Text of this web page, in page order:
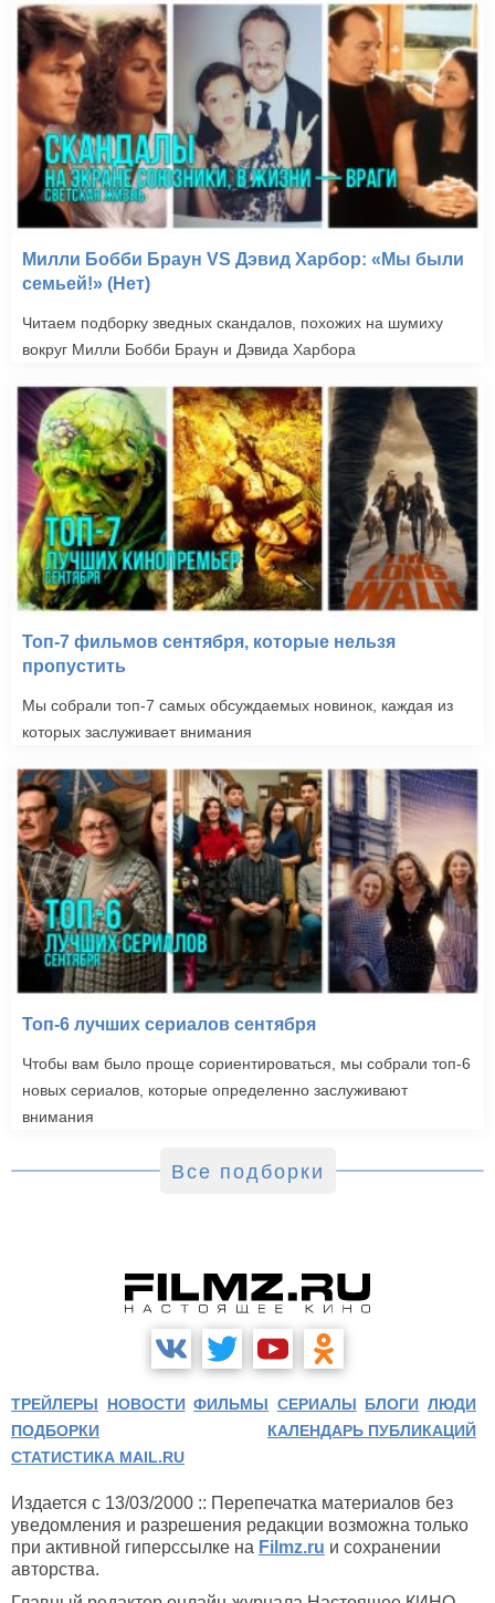
Милли Бобби Браун VS Дэвид Харбор: «Мы были
семьей!» (Нет)
Читаем подборку зведных скандалов, похожих на шумиху
вокруг Милли Бобби Браун и Дэвида Харбора
Топ-7 фильмов сентября, которые нельзя
пропустить
Мы собрали топ-7 самых обсуждаемых новинок, каждая из
которых заслуживает внимания
Топ-6 лучших сериалов сентября
Чтобы вам было проще сориентироваться, мы собрали топ-6
новых сериалов, которые определенно заслуживают
внимания
Все подборки
ТРЕЙЛЕРЫ НОВОСТИ ФИЛЬМЫ СЕРИАЛЫ БЛОГИ ЛЮДИ
ПОДБОРКИ
КАЛЕНДАРЬ ПУБЛИКАЦИЙ
СТАТИСТИКА MAIL.RU
Издается с 13/03/2000 :: Перепечатка материалов без
уведомления и разрешения редакции возможна только
при активной гиперссылке на Filmz.ru и сохранении
авторства.